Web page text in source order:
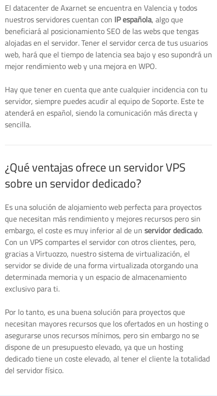
El datacenter de Axarnet se encuentra en Valencia y todos
nuestros servidores cuentan con IP española, algo que
beneficiará al posicionamiento SEO de las webs que tengas
alojadas en el servidor. Tener el servidor cerca de tus usuarios
web, hará que el tiempo de latencia sea bajo y eso supondrá un
mejor rendimiento web y una mejora en WPO.
Hay que tener en cuenta que ante cualquier incidencia con tu
servidor, siempre puedes acudir al equipo de Soporte. Este te
atenderá en español, siendo la comunicación más directa y
sencilla.
¿Qué ventajas ofrece un servidor VPS
sobre un servidor dedicado?
Es una solución de alojamiento web perfecta para proyectos
que necesitan más rendimiento y mejores recursos pero sin
embargo, el coste es muy inferior al de unservidor dedicado.
Con un VPS compartes el servidor con otros clientes, pero,
gracias a Virtuozzo, nuestro sistema de virtualización, el
servidor se divide de una forma virtualizada otorgando una
determinada memoria y un espacio de almacenamiento
exclusivo para ti.
Por lo tanto, es una buena solución para proyectos que
necesitan mayores recursos que los ofertados en un hosting o
asegurarse unos recursos mínimos, pero sin embargo no se
dispone de un presupuesto elevado, ya que un hosting
dedicado tiene un coste elevado, al tener el cliente la totalidad
del servidor físico.